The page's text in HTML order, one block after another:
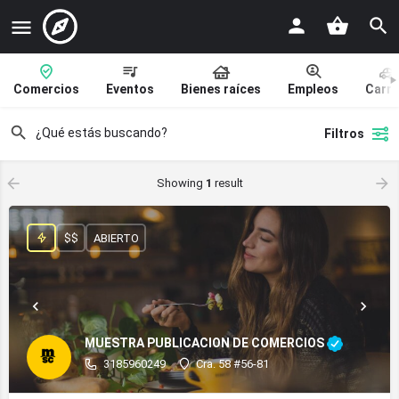
Comercios Eventos Bienes raíces Empleos
Filtros
Showing 1 result
MUESTRA PUBLICACION DE COMERCIOS
3185960249 Cra. 58 #56-81
$$ ABIERTO